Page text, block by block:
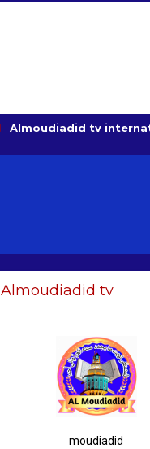
Almoudiadid tv
Almoudiadid tv
moudiadid